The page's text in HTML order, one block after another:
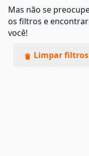
Mas não se
os filtros e
você!
Limpar filtros